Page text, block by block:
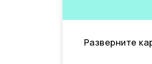
Разверните